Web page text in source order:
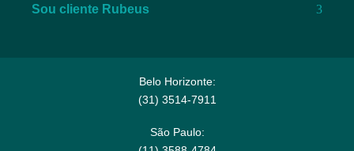
Sou cliente Rubeus
Belo Horizonte:
(31) 3514-7911​
São Paulo: